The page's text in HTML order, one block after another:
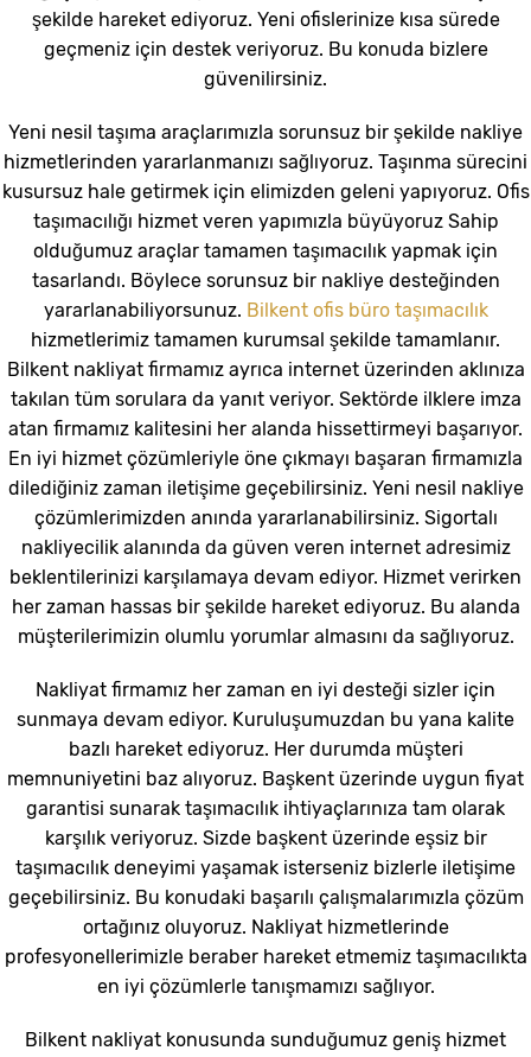
şekilde hareket ediyoruz. Yeni ofislerinize kısa sürede
geçmeniz için destek veriyoruz. Bu konuda bizlere
güvenilirsiniz.
Yeni nesil taşıma araçlarımızla sorunsuz bir şekilde nakliye
hizmetlerinden yararlanmanızı sağlıyoruz. Taşınma sürecini
kusursuz hale getirmek için elimizden geleni yapıyoruz. Ofis
taşımacılığı hizmet veren yapımızla büyüyoruz Sahip
olduğumuz araçlar tamamen taşımacılık yapmak için
tasarlandı. Böylece sorunsuz bir nakliye desteğinden
yararlanabiliyorsunuz. Bilkent ofis büro taşımacılık
hizmetlerimiz tamamen kurumsal şekilde tamamlanır.
Bilkent nakliyat firmamız ayrıca internet üzerinden aklınıza
takılan tüm sorulara da yanıt veriyor. Sektörde ilklere imza
atan firmamız kalitesini her alanda hissettirmeyi başarıyor.
En iyi hizmet çözümleriyle öne çıkmayı başaran firmamızla
dilediğiniz zaman iletişime geçebilirsiniz. Yeni nesil nakliye
çözümlerimizden anında yararlanabilirsiniz. Sigortalı
nakliyecilik alanında da güven veren internet adresimiz
beklentilerinizi karşılamaya devam ediyor. Hizmet verirken
her zaman hassas bir şekilde hareket ediyoruz. Bu alanda
müşterilerimizin olumlu yorumlar almasını da sağlıyoruz.
Nakliyat firmamız her zaman en iyi desteği sizler için
sunmaya devam ediyor. Kuruluşumuzdan bu yana kalite
bazlı hareket ediyoruz. Her durumda müşteri
memnuniyetini baz alıyoruz. Başkent üzerinde uygun fiyat
garantisi sunarak taşımacılık ihtiyaçlarınıza tam olarak
karşılık veriyoruz. Sizde başkent üzerinde eşsiz bir
taşımacılık deneyimi yaşamak isterseniz bizlerle iletişime
geçebilirsiniz. Bu konudaki başarılı çalışmalarımızla çözüm
ortağınız oluyoruz. Nakliyat hizmetlerinde
profesyonellerimizle beraber hareket etmemiz taşımacılıkta
en iyi çözümlerle tanışmamızı sağlıyor.
Bilkent nakliyat konusunda sunduğumuz geniş hizmet